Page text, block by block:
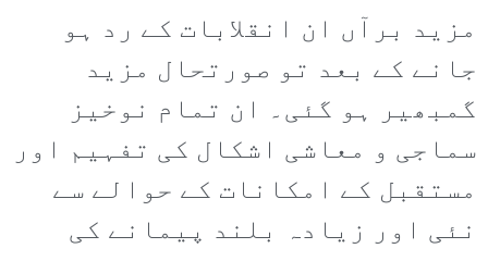
مزید برآں ان انقلابات کے رد ہو
جانے کے بعد تو صورتحال مزید
گمبھیر ہو گئی۔ ان تمام نوخیز
سماجی و معاشی اشکال کی تفہیم اور
مستقبل کے امکانات کے حوالے سے
نئی اور زیادہ بلند پیمانے کی